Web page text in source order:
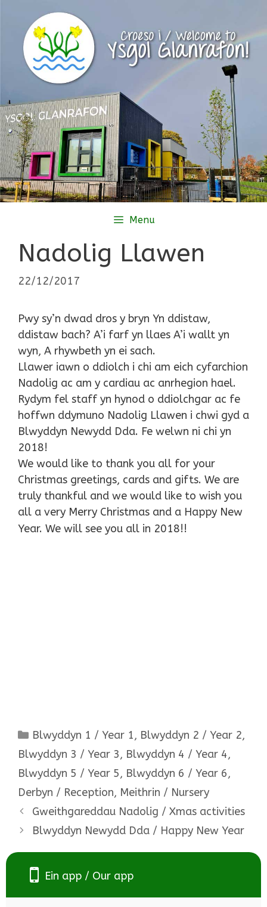
content
Menu
Nadolig Llawen
22/12/2017
Pwy sy’n dwad dros y bryn Yn ddistaw,
ddistaw bach? A’i farf yn llaes A’i wallt yn
wyn, A rhywbeth yn ei sach.
Llawer iawn o ddiolch i chi am eich cyfarchion
Nadolig ac am y cardiau ac anrhegion hael.
Rydym fel staff yn hynod o ddiolchgar ac fe
hoffwn ddymuno Nadolig Llawen i chwi gyd a
Blwyddyn Newydd Dda. Fe welwn ni chi yn
2018!
We would like to thank you all for your
Christmas greetings, cards and gifts. We are
truly thankful and we would like to wish you
all a very Merry Christmas and a Happy New
Year. We will see you all in 2018!!
Categories
Blwyddyn 1 / Year 1, Blwyddyn 2 / Year 2,
Blwyddyn 3 / Year 3, Blwyddyn 4 / Year 4,
Blwyddyn 5 / Year 5, Blwyddyn 6 / Year 6,
Derbyn / Reception, Meithrin / Nursery
Gweithgareddau Nadolig / Xmas activities
Blwyddyn Newydd Dda / Happy New Year
Ein app / Our app